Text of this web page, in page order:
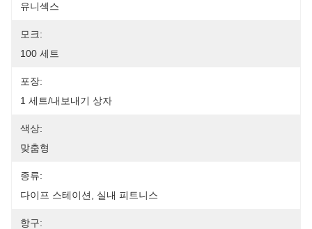
유니섹스
모크:
100 세트
포장:
1 세트/내보내기 상자
색상:
맞춤형
종류:
다이프 스테이션, 실내 피트니스
항구: